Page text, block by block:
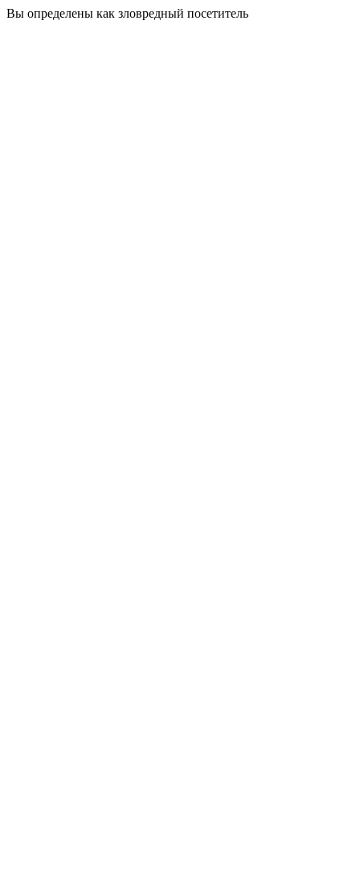
Вы определены как зловредный посетитель